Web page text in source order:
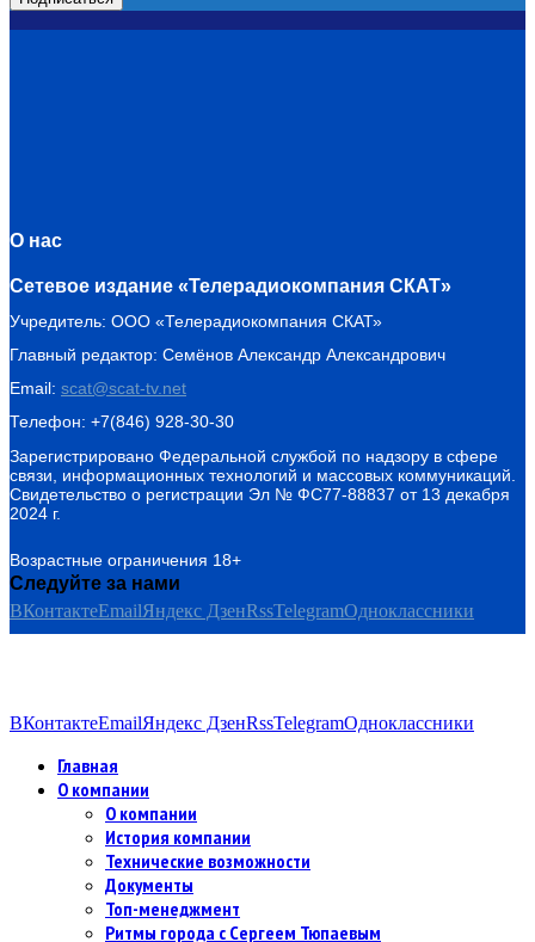
О нас
Сетевое издание «Телерадиокомпания СКАТ»
Учредитель: ООО «Телерадиокомпания СКАТ»
Главный редактор: Семёнов Александр Александрович
Email: scat@scat-tv.net
Телефон: +7(846) 928-30-30
Зарегистрировано Федеральной службой по надзору в сфере
связи, информационных технологий и массовых коммуникаций.
Свидетельство о регистрации Эл № ФС77-88837 от 13 декабря
2024 г.
Возрастные ограничения 18+
Следуйте за нами
ВКонтактеEmailЯндекс ДзенRssTelegramОдноклассники
ВКонтактеEmailЯндекс ДзенRssTelegramОдноклассники
Главная
О компании
О компании
История компании
Технические возможности
Документы
Топ-менеджмент
Ритмы города с Сергеем Тюпаевым